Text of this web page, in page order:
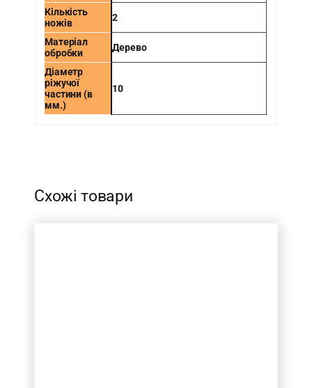
Кількість
ножів
2
Матеріал
обробки
Дерево
Діаметр
ріжучої
частини (в
мм.)
10
Схожі товари